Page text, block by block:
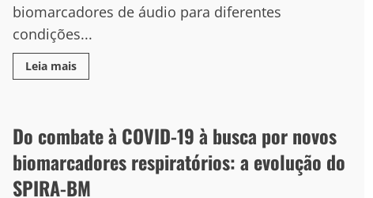
biomarcadores de áudio para diferentes
condições...
Leia mais
Do combate à COVID-19 à busca por novos
biomarcadores respiratórios: a evolução do
SPIRA-BM